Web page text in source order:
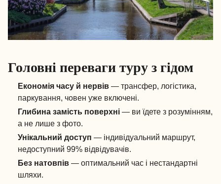
Головні переваги туру з гідом
Економія часу й нервів — трансфер, логістика,
паркування, човен уже включені.
Глибина замість поверхні — ви їдете з розумінням,
а не лише з фото.
Унікальний доступ — індивідуальний маршрут,
недоступний 99% відвідувачів.
Без натовпів — оптимальний час і нестандартні
шляхи.